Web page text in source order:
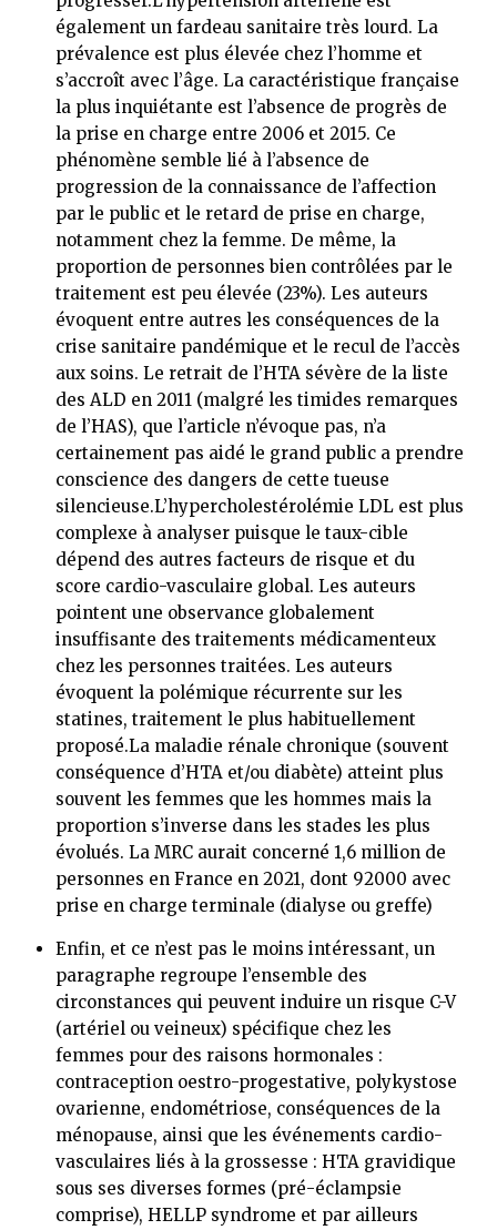
également un fardeau sanitaire très lourd. La
prévalence est plus élevée chez l’homme et
s’accroît avec l’âge. La caractéristique française
la plus inquiétante est l’absence de progrès de
la prise en charge entre 2006 et 2015. Ce
phénomène semble lié à l’absence de
progression de la connaissance de l’affection
par le public et le retard de prise en charge,
notamment chez la femme. De même, la
proportion de personnes bien contrôlées par le
traitement est peu élevée (23%). Les auteurs
évoquent entre autres les conséquences de la
crise sanitaire pandémique et le recul de l’accès
aux soins. Le retrait de l’HTA sévère de la liste
des ALD en 2011 (malgré les timides remarques
de l’HAS), que l’article n’évoque pas, n’a
certainement pas aidé le grand public a prendre
conscience des dangers de cette tueuse
silencieuse.L’hypercholestérolémie LDL est plus
complexe à analyser puisque le taux-cible
dépend des autres facteurs de risque et du
score cardio-vasculaire global. Les auteurs
pointent une observance globalement
insuffisante des traitements médicamenteux
chez les personnes traitées. Les auteurs
évoquent la polémique récurrente sur les
statines, traitement le plus habituellement
proposé.La maladie rénale chronique (souvent
conséquence d’HTA et/ou diabète) atteint plus
souvent les femmes que les hommes mais la
proportion s’inverse dans les stades les plus
évolués. La MRC aurait concerné 1,6 million de
personnes en France en 2021, dont 92000 avec
prise en charge terminale (dialyse ou greffe)
Enfin, et ce n’est pas le moins intéressant, un
paragraphe regroupe l’ensemble des
circonstances qui peuvent induire un risque C-V
(artériel ou veineux) spécifique chez les
femmes pour des raisons hormonales :
contraception oestro-progestative, polykystose
ovarienne, endométriose, conséquences de la
ménopause, ainsi que les événements cardio-
vasculaires liés à la grossesse : HTA gravidique
sous ses diverses formes (pré-éclampsie
comprise), HELLP syndrome et par ailleurs